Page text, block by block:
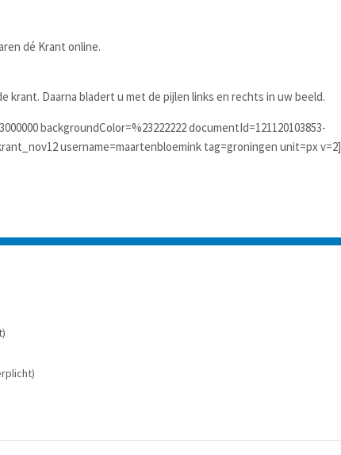
dé Krant online.
krant. Daarna bladert u met de pijlen links en rechts in uw beeld.
backgroundColor=%23222222 documentId=121120103853-
username=maartenbloemink tag=groningen unit=px v=2]